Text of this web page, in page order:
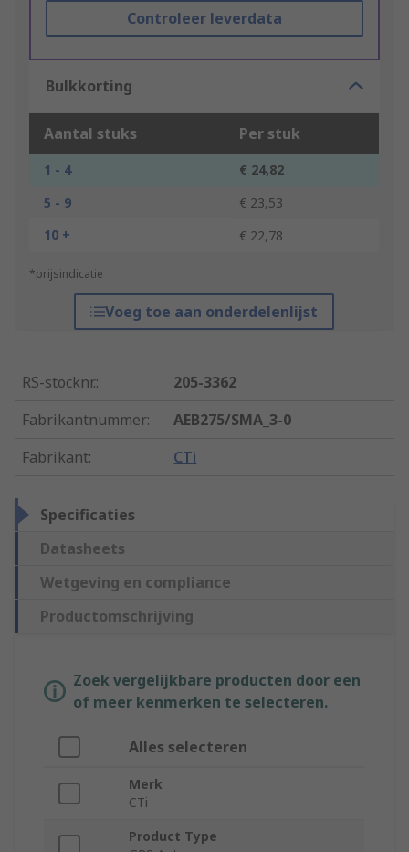
Controleer leverdata
Bulkkorting
Aantal stuks Per stuk
1 - 4
€ 24,82
5 - 9
€ 23,53
10 +
€ 22,78
*prijsindicatie
Voeg toe aan onderdelenlijst
RS-stocknr.:
205-3362
Fabrikantnummer:
AEB275/SMA_3-0
Fabrikant: CTi
Specificaties
Datasheets
Wetgeving en compliance
Productomschrijving
Zoek vergelijkbare producten door een
of meer kenmerken te selecteren.
Alles selecteren
Merk
CTi
Product Type